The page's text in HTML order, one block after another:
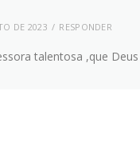
DE 2023 RESPONDER
talentosa ,que